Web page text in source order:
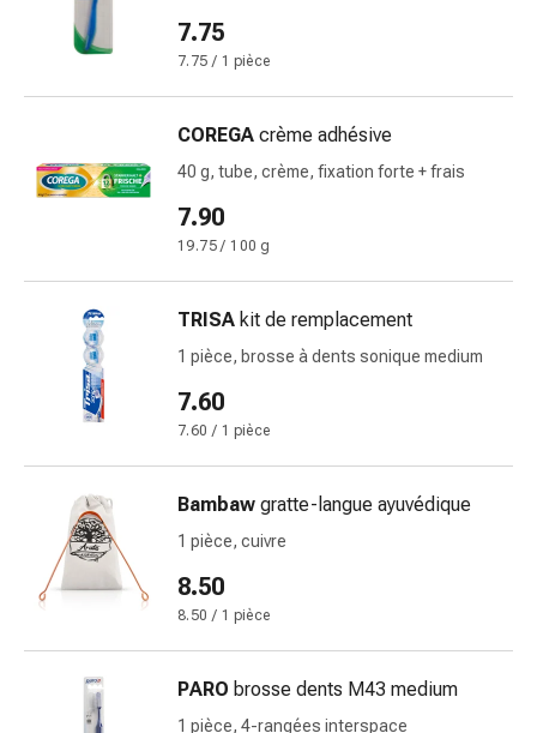
fermeture
de
plaies
et
adhésifs
Pommade
tirer
médicaux
Oreilles
et
yeux
l'oreille
Soins
oreilles
Gouttes
pour
7.75
7.75 / 1 pièce
COREGA crème adhésive
40 g, tube, crème, fixation forte + frais
7.90
19.75 / 100 g
TRISA kit de remplacement
1 pièce, brosse à dents sonique medium
7.60
7.60 / 1 pièce
Bambaw gratte-langue ayuvédique
1 pièce, cuivre
8.50
8.50 / 1 pièce
PARO brosse dents M43 medium
1 pièce, 4-rangées interspace